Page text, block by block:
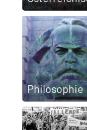
Philosophie